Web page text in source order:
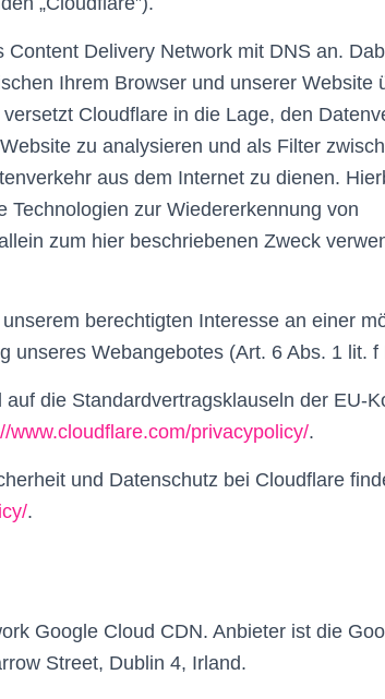
Delivery Network mit DNS an.
Ihrem Browser und unserer Website
Cloudflare in die Lage, den
zu analysieren und als Filter
aus dem Internet zu dienen.
Technologien zur Wiedererkennung von
zum hier beschriebenen Zweck
berechtigten Interesse an einer
unseres Webangebotes (Art. 6 Abs. 1 lit. f
die Standardvertragsklauseln der EU-
www.cloudflare.com/privacypolicy/.
und Datenschutz bei Cloudflare
.
Google Cloud CDN. Anbieter ist die
Street, Dublin 4, Irland.